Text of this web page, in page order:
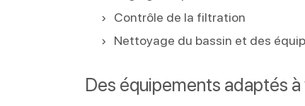
Contrôle de la filtration
Nettoyage du bassin et des
Des équipements adaptés